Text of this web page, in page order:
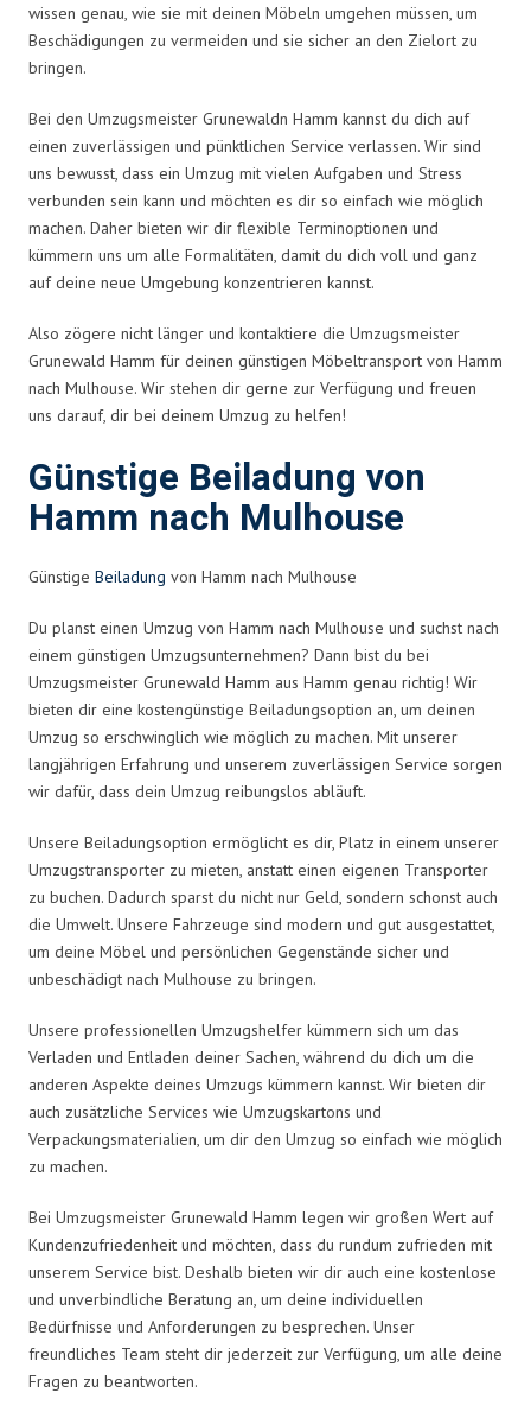
wissen genau, wie sie mit deinen Möbeln umgehen müssen, um
Beschädigungen zu vermeiden und sie sicher an den Zielort zu
bringen.
Bei den Umzugsmeister Grunewaldn Hamm kannst du dich auf
einen zuverlässigen und pünktlichen Service verlassen. Wir sind
uns bewusst, dass ein Umzug mit vielen Aufgaben und Stress
verbunden sein kann und möchten es dir so einfach wie möglich
machen. Daher bieten wir dir flexible Terminoptionen und
kümmern uns um alle Formalitäten, damit du dich voll und ganz
auf deine neue Umgebung konzentrieren kannst.
Also zögere nicht länger und kontaktiere die Umzugsmeister
Grunewald Hamm für deinen günstigen Möbeltransport von Hamm
nach Mulhouse. Wir stehen dir gerne zur Verfügung und freuen
uns darauf, dir bei deinem Umzug zu helfen!
Günstige Beiladung von
Hamm nach Mulhouse
Günstige Beiladung von Hamm nach Mulhouse
Du planst einen Umzug von Hamm nach Mulhouse und suchst nach
einem günstigen Umzugsunternehmen? Dann bist du bei
Umzugsmeister Grunewald Hamm aus Hamm genau richtig! Wir
bieten dir eine kostengünstige Beiladungsoption an, um deinen
Umzug so erschwinglich wie möglich zu machen. Mit unserer
langjährigen Erfahrung und unserem zuverlässigen Service sorgen
wir dafür, dass dein Umzug reibungslos abläuft.
Unsere Beiladungsoption ermöglicht es dir, Platz in einem unserer
Umzugstransporter zu mieten, anstatt einen eigenen Transporter
zu buchen. Dadurch sparst du nicht nur Geld, sondern schonst auch
die Umwelt. Unsere Fahrzeuge sind modern und gut ausgestattet,
um deine Möbel und persönlichen Gegenstände sicher und
unbeschädigt nach Mulhouse zu bringen.
Unsere professionellen Umzugshelfer kümmern sich um das
Verladen und Entladen deiner Sachen, während du dich um die
anderen Aspekte deines Umzugs kümmern kannst. Wir bieten dir
auch zusätzliche Services wie Umzugskartons und
Verpackungsmaterialien, um dir den Umzug so einfach wie möglich
zu machen.
Bei Umzugsmeister Grunewald Hamm legen wir großen Wert auf
Kundenzufriedenheit und möchten, dass du rundum zufrieden mit
unserem Service bist. Deshalb bieten wir dir auch eine kostenlose
und unverbindliche Beratung an, um deine individuellen
Bedürfnisse und Anforderungen zu besprechen. Unser
freundliches Team steht dir jederzeit zur Verfügung, um alle deine
Fragen zu beantworten.